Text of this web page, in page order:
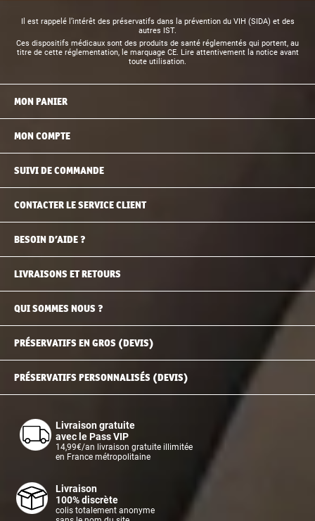
Il est rappelé l’intérêt des préservatifs dans la prévention du VIH (SIDA) et des
autres IST.
Ces dispositifs médicaux sont des produits de santé réglementés qui portent, au
titre de cette réglementation, le marquage CE. Lire attentivement la notice avant
toute utilisation.
MON PANIER
MON COMPTE
SUIVI DE COMMANDE
CONTACTER LE SERVICE CLIENT
BESOIN D’AIDE ?
LIVRAISONS ET RETOURS
QUI SOMMES NOUS ?
PRÉSERVATIFS EN GROS (DEVIS)
PRÉSERVATIFS PERSONNALISÉS (DEVIS)
Livraison gratuite
avec le Pass VIP
14,99€/an livraison gratuite illimitée
en France métropolitaine
Livraison
100% discrète
colis totalement anonyme